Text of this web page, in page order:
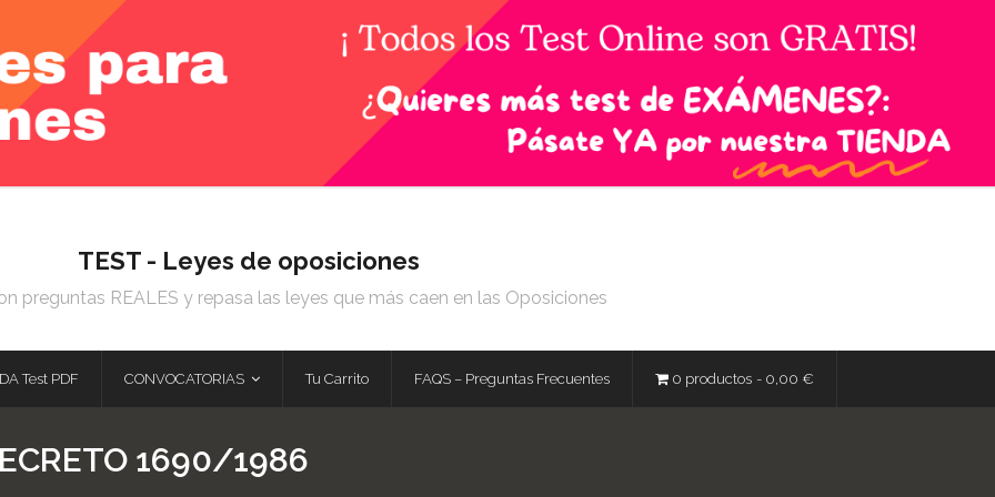
TEST - Leyes de oposiciones
preguntas REALES y repasa las leyes que más caen en las Oposiciones
Test PDF CONVOCATORIAS Tu Carrito FAQS – Preguntas Frecuentes 0 productos 0,00 €
1690/1986